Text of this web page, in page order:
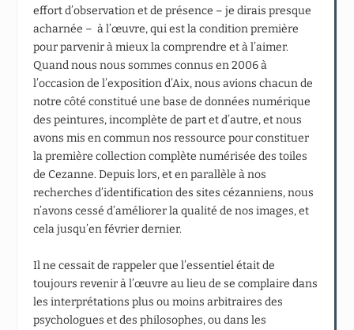
effort d’observation et de présence – je dirais presque
acharnée – à l’œuvre, qui est la condition première
pour parvenir à mieux la comprendre et à l’aimer.
Quand nous nous sommes connus en 2006 à
l’occasion de l’exposition d’Aix, nous avions chacun de
notre côté constitué une base de données numérique
des peintures, incomplète de part et d’autre, et nous
avons mis en commun nos ressource pour constituer
la première collection complète numérisée des toiles
de Cezanne. Depuis lors, et en parallèle à nos
recherches d’identification des sites cézanniens, nous
n’avons cessé d’améliorer la qualité de nos images, et
cela jusqu’en février dernier.
Il ne cessait de rappeler que l’essentiel était de
toujours revenir à l’œuvre au lieu de se complaire dans
les interprétations plus ou moins arbitraires des
psychologues et des philosophes, ou dans les